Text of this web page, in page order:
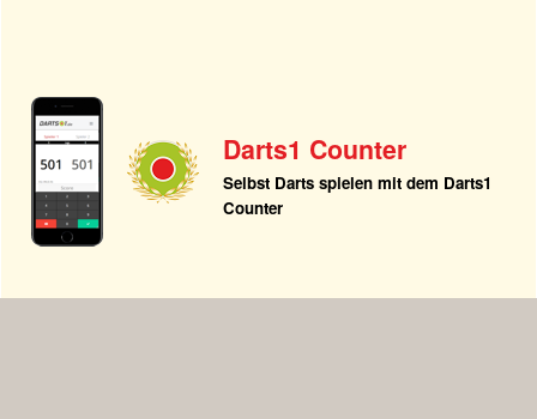
Darts1 Counter
Selbst Darts spielen mit dem Darts1
Counter